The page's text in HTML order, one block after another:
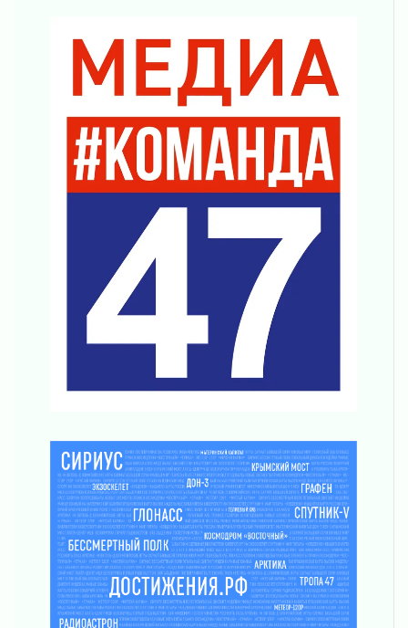
Награды нашли строителей
03 августа 2026
Ленобласть повышает производительность
03 августа 2026
Поддержка волонтерских объединений
03 августа 2026
Ладожский мост полностью закроют на два
Музеи Ленобласти обновляют пространства
03 августа 2026
Новая площадка: 2027
03 августа 2026
Часть медиков в Ленобласти сможет
рассчитывать на доплату от региона
03 августа 2026
Клюква наливается, но в корзинку пока не
просится
03 августа 2026
Строительные компании Ленобласти
подняли зарплаты почти на 40% за год
03 августа 2026
Шесть новых жизней в честь дня рождения
Ленинградской области